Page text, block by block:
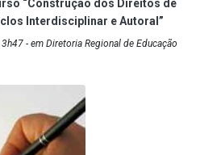
“Construção dos Direitos de
Interdisciplinar e Autoral”
- em Diretoria Regional de Educação